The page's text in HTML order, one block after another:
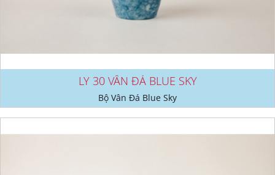
LY 30 VÂN ĐÁ BLUE SKY
Bộ Vân Đá Blue Sky